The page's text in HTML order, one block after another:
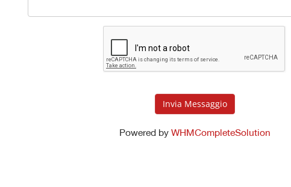
Invia Messaggio
Powered byWHMCompleteSolution